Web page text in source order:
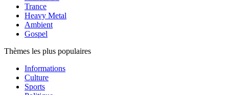
Trance
Heavy Metal
Ambient
Gospel
Thèmes les plus populaires
Informations
Culture
Sports